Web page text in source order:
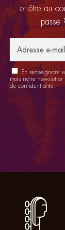
et être au
passe
En renseignant
mois notre
de confidentialité.